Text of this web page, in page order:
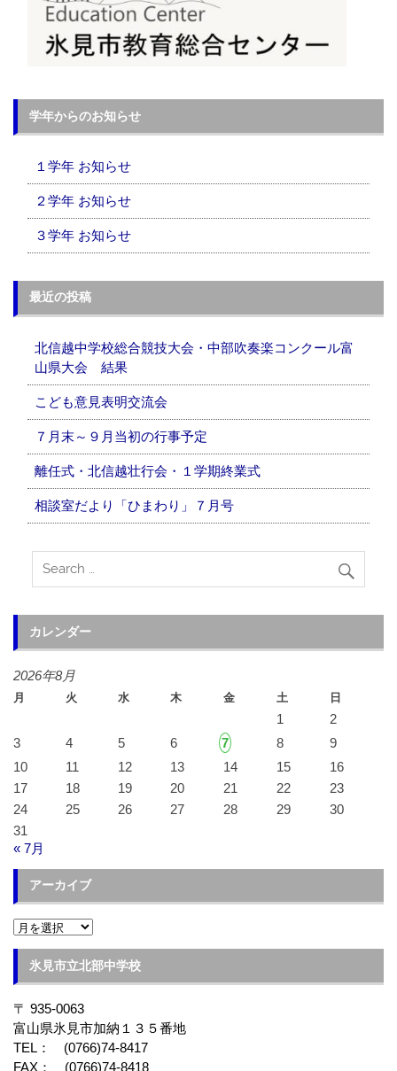
学年からのお知らせ
１学年 お知らせ
２学年 お知らせ
３学年 お知らせ
最近の投稿
北信越中学校総合競技大会・中部吹奏楽コンクール富
山県大会 結果
こども意見表明交流会
７月末～９月当初の行事予定
離任式・北信越壮行会・１学期終業式
相談室だより「ひまわり」７月号
カレンダー
2026年8月
月 火 水 木 金 土 日
1
2
3
4 5 6 7 8
9
10
11 12 13 14 15
16
17
18 19 20 21 22
23
24
25 26 27 28 29
30
31
« 7月
アーカイブ
ア
ー
カ
氷見市立北部中学校
〒 935-0063
富山県氷見市加納１３５番地
TEL： (0766)74-8417
FAX： (0766)74-8418